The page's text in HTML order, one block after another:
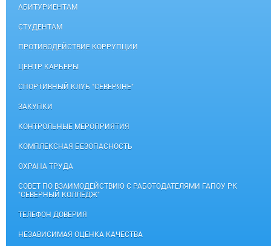
АБИТУРИЕНТАМ
СТУДЕНТАМ
ПРОТИВОДЕЙСТВИЕ КОРРУПЦИИ
ЦЕНТР КАРЬЕРЫ
СПОРТИВНЫЙ КЛУБ "СЕВЕРЯНЕ"
ЗАКУПКИ
КОНТРОЛЬНЫЕ МЕРОПРИЯТИЯ
КОМПЛЕКСНАЯ БЕЗОПАСНОСТЬ
ОХРАНА ТРУДА
СОВЕТ ПО ВЗАИМОДЕЙСТВИЮ С РАБОТОДАТЕЛЯМИ ГАПОУ РК
"СЕВЕРНЫЙ КОЛЛЕДЖ"
ТЕЛЕФОН ДОВЕРИЯ
НЕЗАВИСИМАЯ ОЦЕНКА КАЧЕСТВА